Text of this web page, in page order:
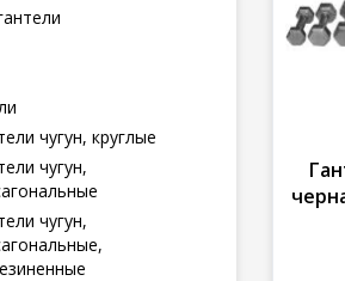
чугун, круглые
чугун,
чугун,